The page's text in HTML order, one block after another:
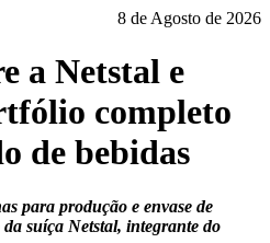
8 de Agosto de 2026
a Netstal e
completo
de bebidas
para produção e envase de
suíça Netstal, integrante do